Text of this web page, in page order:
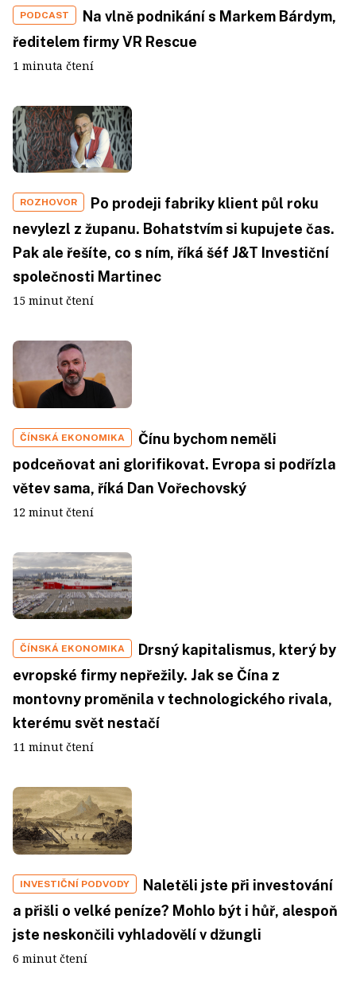
PODCAST
Na vlně podnikání s Markem Bárdym,
ředitelem firmy VR Rescue
1 minuta čtení
ROZHOVOR
Po prodeji fabriky klient půl roku
nevylezl z županu. Bohatstvím si kupujete čas.
Pak ale řešíte, co s ním, říká šéf J&T Investiční
společnosti Martinec
15 minut čtení
ČÍNSKÁ EKONOMIKA
Čínu bychom neměli
podceňovat ani glorifikovat. Evropa si podřízla
větev sama, říká Dan Vořechovský
12 minut čtení
ČÍNSKÁ EKONOMIKA
Drsný kapitalismus, který by
evropské firmy nepřežily. Jak se Čína z
montovny proměnila v technologického rivala,
kterému svět nestačí
11 minut čtení
INVESTIČNÍ PODVODY
Naletěli jste při investování
a přišli o velké peníze? Mohlo být i hůř, alespoň
jste neskončili vyhladovělí v džungli
6 minut čtení